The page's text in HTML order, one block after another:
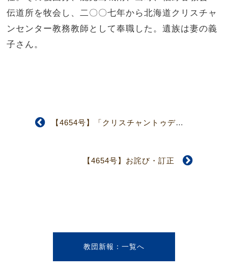
伝道所を牧会し、二〇〇七年から北海道クリスチャ
ンセンター教務教師として奉職した。遺族は妻の義
子さん。
【4654号】「クリスチャントゥデイ」に関する声明
【4654号】お詫び・訂正
教団新報